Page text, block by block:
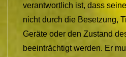
verantwortlich ist, dass
nicht durch die Besetzung,
Geräte oder den Zustand
beeinträchtigt werden. Er